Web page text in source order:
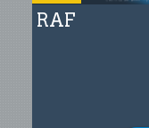
RAF